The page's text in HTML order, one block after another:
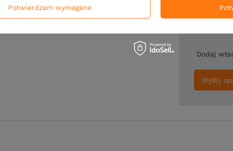
Dodaj
Wyślij
Potwierdzam wymagane